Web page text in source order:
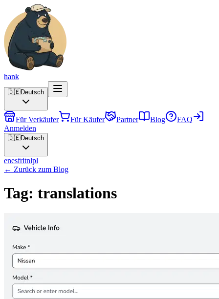
hank
🇩🇪Deutsch
Für Verkäufer Für Käufer Partner Blog
FAQ
Anmelden
🇩🇪Deutsch
enesfritnlpl
← Zurück zum Blog
Tag: translations